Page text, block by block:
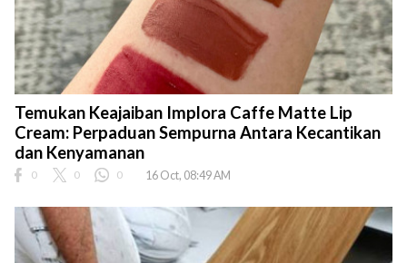
Temukan Keajaiban Implora Caffe Matte Lip
Cream: Perpaduan Sempurna Antara Kecantikan
dan Kenyamanan
0 0 0 16 Oct, 08:49 AM